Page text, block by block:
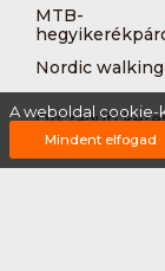
MTB-
Nordic walking
Országúti
A weboldal cookie-
Mindent elfogad